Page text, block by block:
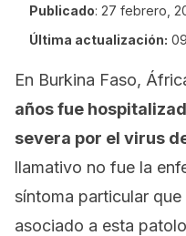
Publicado: 27 febrero,
Última actualización:
En Burkina Faso,
años fue
severa por el virus
llamativo no fue la
síntoma particular
asociado a esta